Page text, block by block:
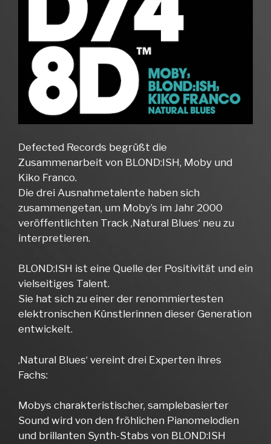
Defected Records begrüßt die
Zusammenarbeit von BLOND:ISH, Moby und
Kiko Franco.
Die drei Ausnahmetalente haben sich
zusammengetan, um Moby’s im Jahr 2000
veröffentlichten Track ‚Natural Blues‘ neu zu
interpretieren.
BLOND:ISH ist eine Quelle der Positivität und ein
vielseitiges Talent.
Sie hat sich zu einer der renommiertesten
elektronischen Künstlerinnen dieser Generation
entwickelt.
‚Natural Blues‘ vereint drei Experten ihres
Fachs:
Mobys charakteristischer, samplebasierter
Sound wird von den fröhlichen Pianomelodien
und brillanten Synth-Stabs von BLOND:ISH